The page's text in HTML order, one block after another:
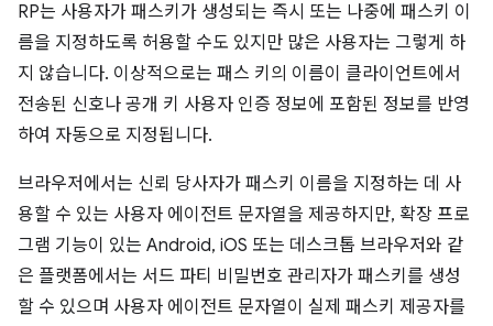
RP는 사용자가 패스키가 생성되는 즉시 또는 나중에 패스키 이
름을 지정하도록 허용할 수도 있지만 많은 사용자는 그렇게 하
지 않습니다. 이상적으로는 패스 키의 이름이 클라이언트에서
전송된 신호나 공개 키 사용자 인증 정보에 포함된 정보를 반영
하여 자동으로 지정됩니다.
브라우저에서는 신뢰 당사자가 패스키 이름을 지정하는 데 사
용할 수 있는 사용자 에이전트 문자열을 제공하지만, 확장 프로
그램 기능이 있는 Android, iOS 또는 데스크톱 브라우저와 같
은 플랫폼에서는 서드 파티 비밀번호 관리자가 패스키를 생성
할 수 있으며 사용자 에이전트 문자열이 실제 패스키 제공자를